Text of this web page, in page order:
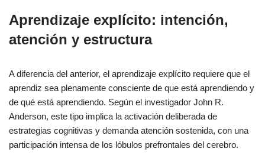
Aprendizaje explícito: intención,
atención y estructura
A diferencia del anterior, el aprendizaje explícito requiere que el
aprendiz sea plenamente consciente de que está aprendiendo y
de qué está aprendiendo. Según el investigador John R.
Anderson, este tipo implica la activación deliberada de
estrategias cognitivas y demanda atención sostenida, con una
participación intensa de los lóbulos prefrontales del cerebro.